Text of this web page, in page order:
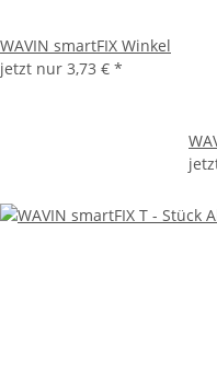
WAVIN smartFIX Winkel
jetzt nur 3,73 € *